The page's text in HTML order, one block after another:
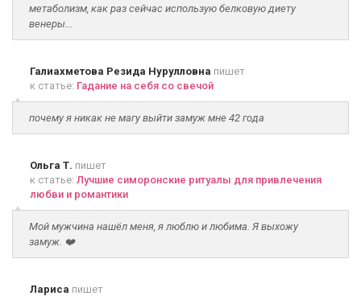
метаболизм, как раз сейчас использую белковую диету
венеры...
Галиахметова Резида Нурулловна пишет
к статье: Гадание на себя со свечой
почему я никак не магу выйти замуж мне 42 года
Ольга Т. пишет
к статье: Лучшие симоронские ритуалы для привлечения
любви и романтики
Мой мужчина нашёл меня, я люблю и любима. Я выхожу
замуж. ❤️
Лариса пишет